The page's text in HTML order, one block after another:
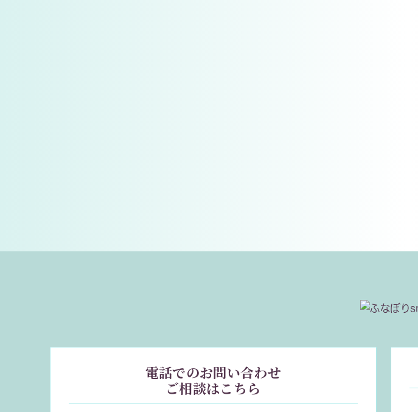
電話でのお問い合わせ
ご相談はこちら